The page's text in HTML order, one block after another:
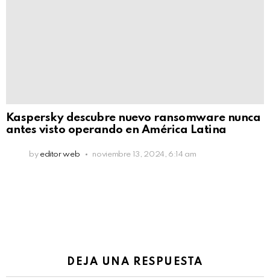
Kaspersky descubre nuevo ransomware nunca
antes visto operando en América Latina
by editor web noviembre 13, 2024, 6:14 am
DEJA UNA RESPUESTA